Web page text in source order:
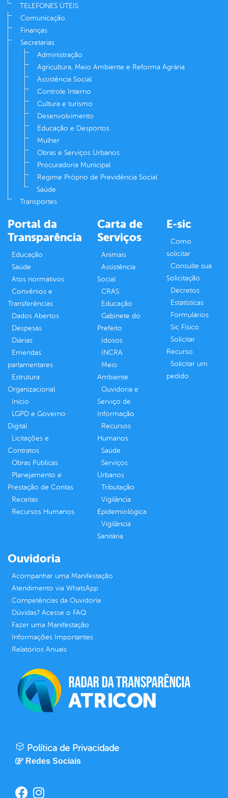
TELEFONES ÚTEIS
Comunicação
Finanças
Secretarias
Administração
Agricultura, Meio Ambiente e Reforma Agrária
Assistência Social
Controle Interno
Cultura e turismo
Desenvolvimento
Educação e Desportos
Mulher
Obras e Serviços Urbanos
Procuradoria Municipal
Regime Próprio de Previdência Social
Saúde
Transportes
Portal da
Transparência
Educação
Saúde
Atos normativos
Convênios e
Transferências
Dados Abertos
Despesas
Diárias
Emendas
parlamentares
Estrutura
Organizacional
Inicio
LGPD e Governo
Digital
Licitações e
Contratos
Obras Públicas
Planejamento e
Prestação de Contas
Receitas
Recursos Humanos
Carta de
Serviços
Animais
Assistência
Social
CRAS
Educação
Gabinete do
Prefeito
Idosos
INCRA
Meio
Ambiente
Ouvidoria e
Serviço de
Informação
Recursos
Humanos
Saúde
Serviços
Urbanos
Tributação
Vigilância
Epidemiológica
Vigilância
Sanitária
E-sic
Como
solicitar
Consulte sua
Solicitação
Decretos
Estatísticas
Formulários
Sic Físico
Solicitar
Recurso
Solicitar um
pedido
Ouvidoria
Acompanhar uma Manifestação
Atendimento via WhatsApp
Competências da Ouvidoria
Dúvidas? Acesse o FAQ
Fazer uma Manifestação
Informações Importantes
Relatórios Anuais
Política de Privacidade
Redes Sociais